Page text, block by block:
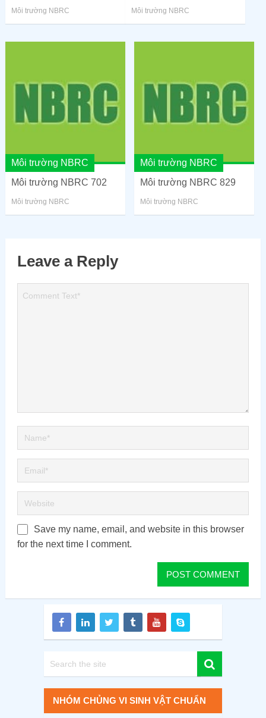
Môi trường NBRC Môi trường NBRC
Môi trường NBRC
Môi trường NBRC 702
Môi trường NBRC
Môi trường NBRC
Môi trường NBRC 829
Môi trường NBRC
Leave a Reply
Save my name, email, and website in this browser
for the next time I comment.
NHÓM CHỦNG VI SINH VẬT CHUẨN